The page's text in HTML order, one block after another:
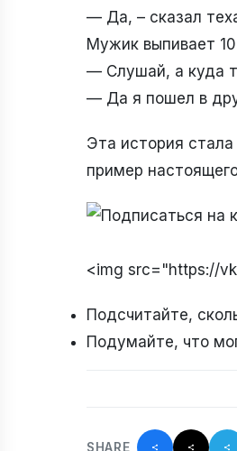
— Да, – сказал
Мужик выпивает
— Слушай, а куда
— Да я пошел в
Эта история
пример
<img src="https://
Подсчитайте,
Подумайте, что
SHARE